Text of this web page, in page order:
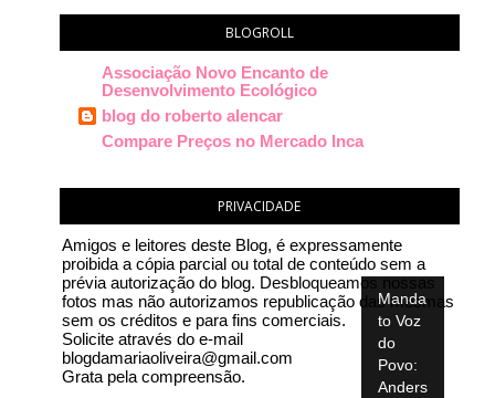
BLOGROLL
Associação Novo Encanto de
Desenvolvimento Ecológico
blog do roberto alencar
Compare Preços no Mercado Inca
PRIVACIDADE
Amigos e leitores deste Blog, é expressamente
proibida a cópia parcial ou total de conteúdo sem a
prévia autorização do blog. Desbloqueamos nossas
fotos mas não autorizamos republicação das mesmas
sem os créditos e para fins comerciais.
Solicite através do e-mail
blogdamariaoliveira@gmail.com
Grata pela compreensão.
Manda
to Voz
do
Povo:
Anders